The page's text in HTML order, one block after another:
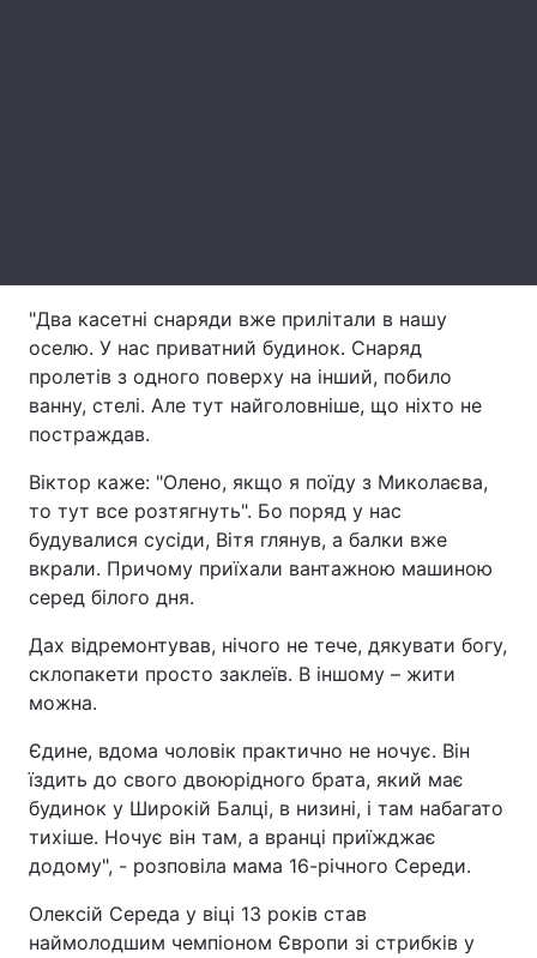
Контакти
Послуги
Тема оформлення
"Два касетні снаряди вже прилітали в нашу
оселю. У нас приватний будинок. Снаряд
пролетів з одного поверху на інший, побило
ванну, стелі. Але тут найголовніше, що ніхто не
постраждав.
Віктор каже: "Олено, якщо я поїду з Миколаєва,
то тут все розтягнуть". Бо поряд у нас
будувалися сусіди, Вітя глянув, а балки вже
вкрали. Причому приїхали вантажною машиною
серед білого дня.
Дах відремонтував, нічого не тече, дякувати богу,
склопакети просто заклеїв. В іншому – жити
можна.
Єдине, вдома чоловік практично не ночує. Він
їздить до свого двоюрідного брата, який має
будинок у Широкій Балці, в низині, і там набагато
тихіше. Ночує він там, а вранці приїжджає
додому", - розповіла мама 16-річного Середи.
Олексій Середа у віці 13 років став
наймолодшим чемпіоном Європи зі стрибків у